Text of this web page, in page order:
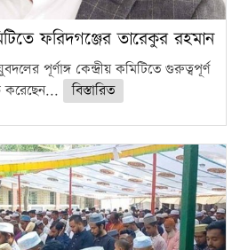
ফরিদগঞ্জের তারেকুর রহমান
পূর্ণাঙ্গ কেন্দ্রীয় কমিটিতে গুরুত্বপূর্ণ
বিস্তারিত